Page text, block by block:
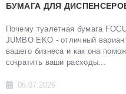
БУМАГА ДЛЯ
КАЧЕСТВО, ПРОВЕРЕННОЕ
ВРЕМЕНЕМ.
Почему туалетная бумага
JUMBO EKO - отличный
вашего бизнеса и как она
сократить ваши расходы...
05.07.2026